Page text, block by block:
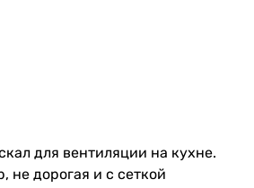
для вентиляции на кухне.
не дорогая и с сеткой